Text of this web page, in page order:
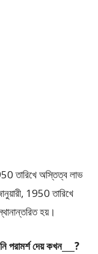
তারিখে অস্তিত্ব লাভ
1950 তারিখে
হয়।
পরামর্শ দেয় কখন___?